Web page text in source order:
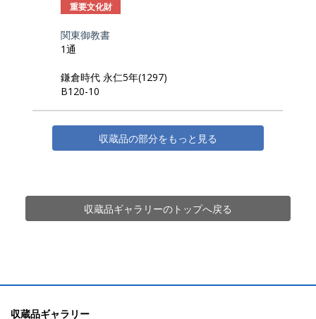
重要文化財
関東御教書
1通
鎌倉時代 永仁5年(1297)
B120-10
収蔵品の部分をもっと見る
収蔵品ギャラリーのトップへ戻る
収蔵品ギャラリー